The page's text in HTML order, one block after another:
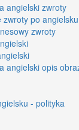
angielski zwroty
zwroty po angielsku
zwroty
angielski opis
- polityka